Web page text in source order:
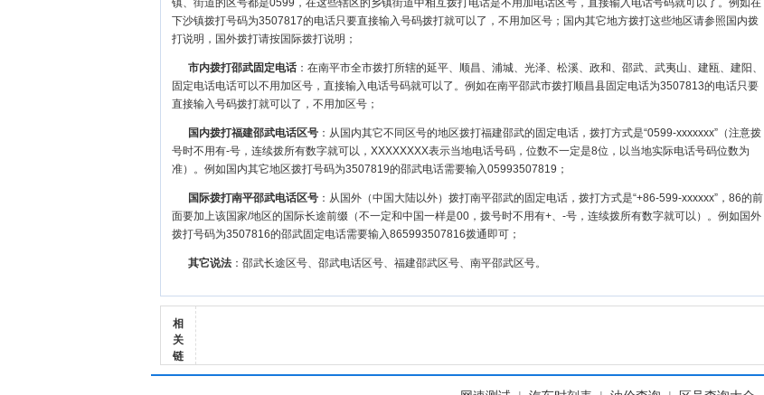
镇、街道的区号都是0599，在这些辖区的乡镇街道中相互拨打电话是不用加电话区号，直接输入电话号码就可以了。例如在
下沙镇拨打号码为3507817的电话只要直接输入号码拨打就可以了，不用加区号；国内其它地方拨打这些地区请参照国内拨
打说明，国外拨打请按国际拨打说明；
市内拨打邵武固定电话 ：在南平市全市拨打所辖的延平、 顺昌、 浦城、 光泽、 松溪、 政和、 邵武、 武夷山、 建瓯、 建阳 、
固定电话电话可以不用加区号，直接输入电话号码就可以了。例如在南平邵武市拨打顺昌县固定电话为3507813的电话只要
直接输入号码拨打就可以了，不用加区号；
国内拨打福建邵武电话区号 ：从国内其它不同区号的地区拨打福建邵武的固定电话，拨打方式是“0599-xxxxxxx”（注意拨
号时不用有-号，连续拨所有数字就可以，XXXXXXXX表示当地电话号码，位数不一定是8位，以当地实际电话号码位数为
准）。例如国内其它地区拨打号码为3507819的邵武电话需要输入05993507819；
国际拨打南平邵武电话区号 ：从国外（中国大陆以外）拨打南平邵武的固定电话，拨打方式是“+86-599-xxxxxx”，86的前
面要加上该国家/地区的国际长途前缀（不一定和中国一样是00，拨号时不用有+、-号，连续拨所有数字就可以）。例如国外
拨打号码为3507816的邵武固定电话需要输入865993507816拨通即可；
其它说法 ：邵武长途区号、邵武电话区号、福建邵武区号、南平邵武区号。
相
关
链